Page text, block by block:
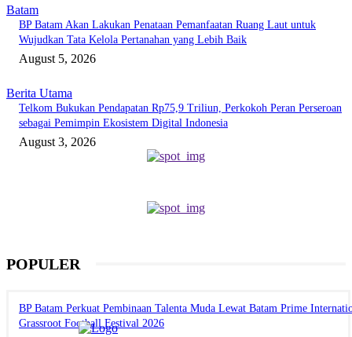
Batam
BP Batam Akan Lakukan Penataan Pemanfaatan Ruang Laut untuk
Wujudkan Tata Kelola Pertanahan yang Lebih Baik
August 5, 2026
Berita Utama
Telkom Bukukan Pendapatan Rp75,9 Triliun, Perkokoh Peran Perseroan
sebagai Pemimpin Ekosistem Digital Indonesia
August 3, 2026
POPULER
BP Batam Perkuat Pembinaan Talenta Muda Lewat Batam Prime
Grassroot Football Festival 2026